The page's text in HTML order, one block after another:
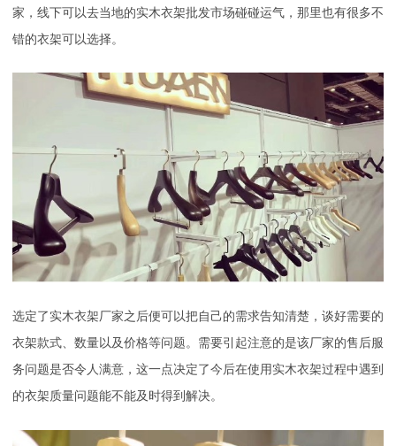
家，线下可以去当地的实木衣架批发市场碰碰运气，那里也有很多不
错的衣架可以选择。
选定了实木衣架厂家之后便可以把自己的需求告知清楚，谈好需要的
衣架款式、数量以及价格等问题。需要引起注意的是该厂家的售后服
务问题是否令人满意，这一点决定了今后在使用实木衣架过程中遇到
的衣架质量问题能不能及时得到解决。